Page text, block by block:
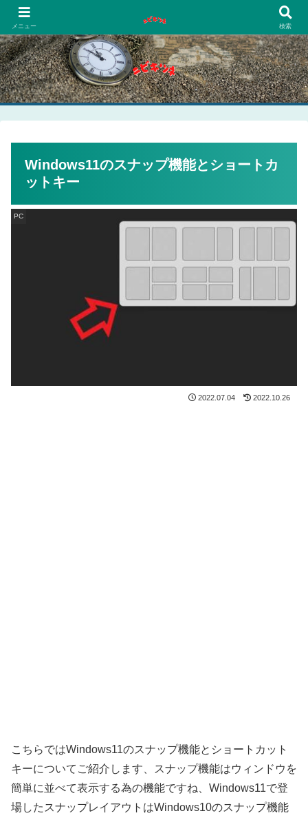
Windows11のスナップ機能とショートカ
ットキー
PC
2022.07.04 2022.10.26
こちらではWindows11のスナップ機能とショートカット
キーについてご紹介します、スナップ機能はウィンドウを
簡単に並べて表示する為の機能ですね、Windows11で登
場したスナップレイアウトはWindows10のスナップ機能
メニュー 検索